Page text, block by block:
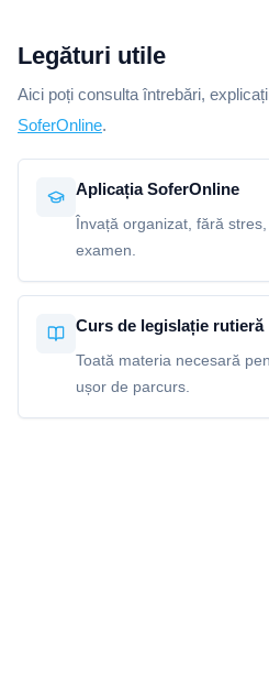
Legături utile
Aici poți consulta întrebări,
SoferOnline.
Aplicația SoferOnline
Învață organizat, fără
examen.
Curs de legislație rutieră
Toată materia necesară
ușor de parcurs.